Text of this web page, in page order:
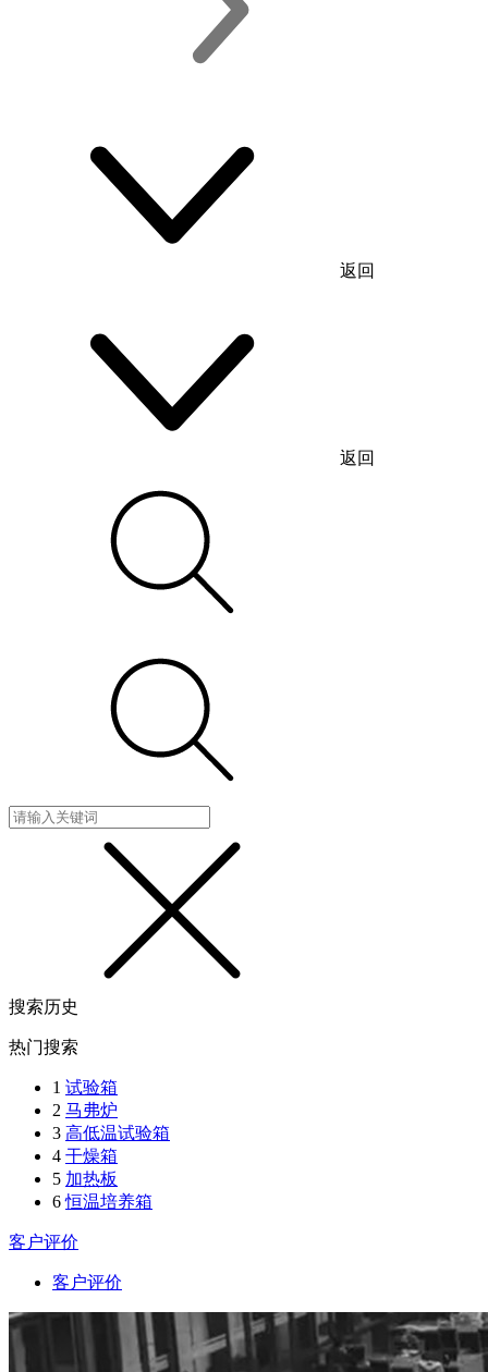
返回
返回
搜索历史
热门搜索
1 试验箱
2 马弗炉
3 高低温试验箱
4 干燥箱
5 加热板
6 恒温培养箱
客户评价
客户评价